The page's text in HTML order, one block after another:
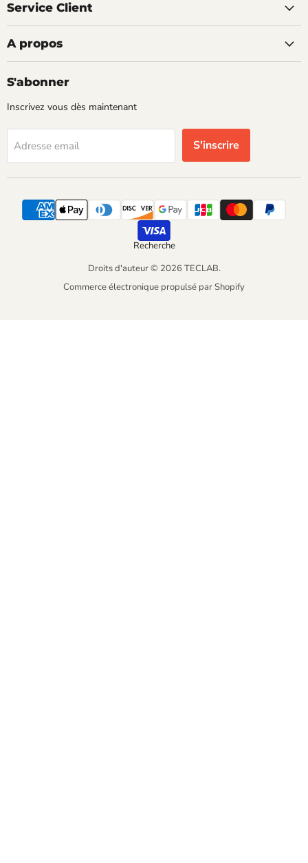
Service Client
A propos
S'abonner
Inscrivez vous dès maintenant
Adresse email S'inscrire
Recherche
Droits d'auteur © 2026 TECLAB.
Commerce électronique propulsé par Shopify